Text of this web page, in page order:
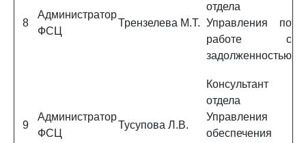
8
Администратор
ФСЦ
Трензелева М.Т.
отдела
Управления по
работе с
задолженностью
9
Администратор
ФСЦ
Тусупова Л.В.
Консультант
отдела
Управления
обеспечения